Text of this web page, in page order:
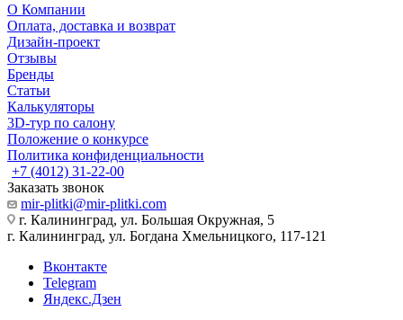
О Компании
Оплата, доставка и возврат
Дизайн-проект
Отзывы
Бренды
Статьи
Калькуляторы
3D-тур по салону
Положение о конкурсе
Политика конфиденциальности
+7 (4012) 31-22-00
Заказать звонок
mir-plitki@mir-plitki.com
г. Калининград, ул. Большая Окружная, 5
г. Калининград, ул. Богдана Хмельницкого, 117-121
Вконтакте
Telegram
Яндекс.Дзен